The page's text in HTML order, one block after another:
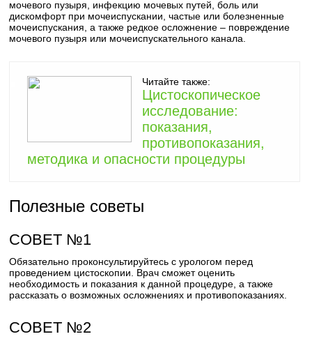
мочевого пузыря, инфекцию мочевых путей, боль или
дискомфорт при мочеиспускании, частые или болезненные
мочеиспускания, а также редкое осложнение – повреждение
мочевого пузыря или мочеиспускательного канала.
Читайте также:
Цистоскопическое
исследование:
показания,
противопоказания,
методика и опасности процедуры
Полезные советы
СОВЕТ №1
Обязательно проконсультируйтесь с урологом перед
проведением цистоскопии. Врач сможет оценить
необходимость и показания к данной процедуре, а также
рассказать о возможных осложнениях и противопоказаниях.
СОВЕТ №2